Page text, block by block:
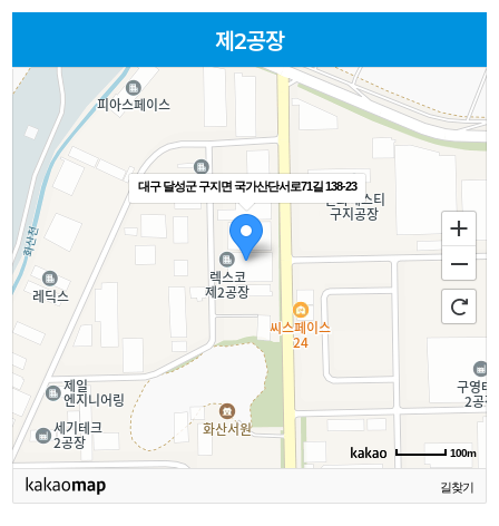
제2공장
대구 달성군 구지면 국가산단서로71길 138-23
100m
길찾기